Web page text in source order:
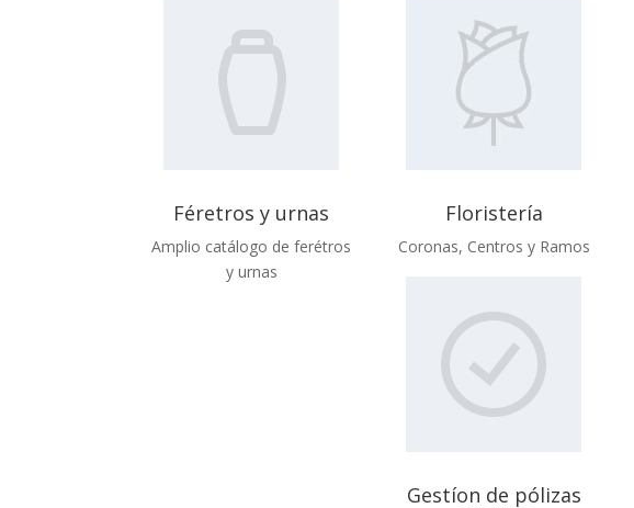
Féretros y urnas
Amplio catálogo de ferétros
y urnas
Floristería
Coronas, Centros y Ramos
Gestíon de pólizas